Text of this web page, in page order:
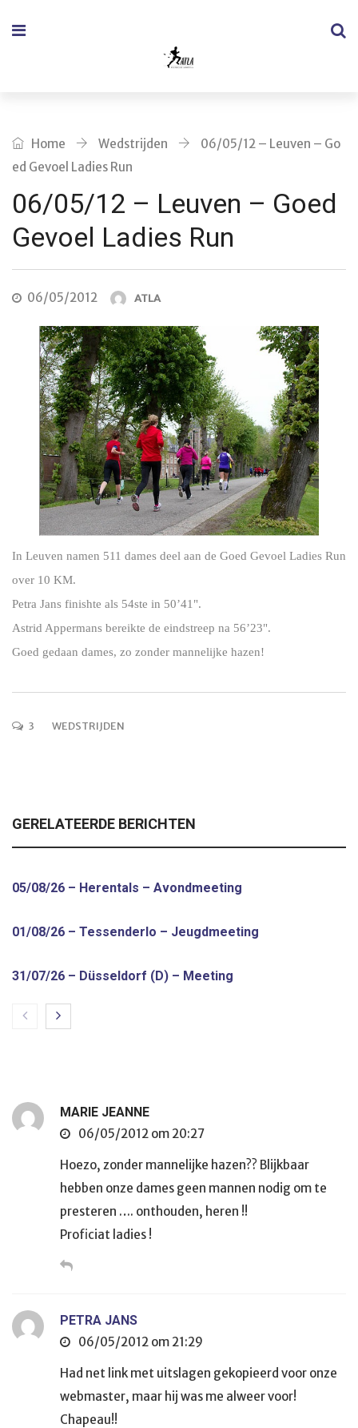
Home Wedstrijden
06/05/12 – Leuven – Go
ed Gevoel Ladies Run
06/05/12 – Leuven – Goed
Gevoel Ladies Run
06/05/2012 ATLA
In Leuven namen 511 dames deel aan de Goed Gevoel Ladies Run
over 10 KM.
Petra Jans finishte als 54ste in 50’41".
Astrid Appermans bereikte de eindstreep na 56’23".
Goed gedaan dames, zo zonder mannelijke hazen!
3 WEDSTRIJDEN
GERELATEERDE BERICHTEN
05/08/26 – Herentals – Avondmeeting
01/08/26 – Tessenderlo – Jeugdmeeting
31/07/26 – Düsseldorf (D) – Meeting
MARIE JEANNE
06/05/2012 om 20:27
Hoezo, zonder mannelijke hazen?? Blijkbaar
hebben onze dames geen mannen nodig om te
presteren …. onthouden, heren !!
Proficiat ladies !
PETRA JANS
06/05/2012 om 21:29
Had net link met uitslagen gekopieerd voor onze
webmaster, maar hij was me alweer voor!
Chapeau!!